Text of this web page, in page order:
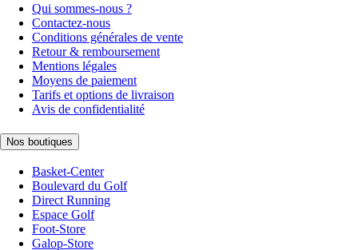
Qui sommes-nous ?
Contactez-nous
Conditions générales de vente
Retour & remboursement
Mentions légales
Moyens de paiement
Tarifs et options de livraison
Avis de confidentialité
Nos boutiques
Basket-Center
Boulevard du Golf
Direct Running
Espace Golf
Foot-Store
Galop-Store